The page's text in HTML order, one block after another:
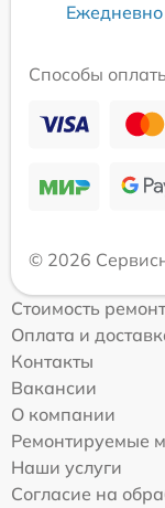
Способы
© 2026
Стоимость
Оплата и
Контакты
Вакансии
О компании
Ремонтируемые
Наши услуги
Согласие на